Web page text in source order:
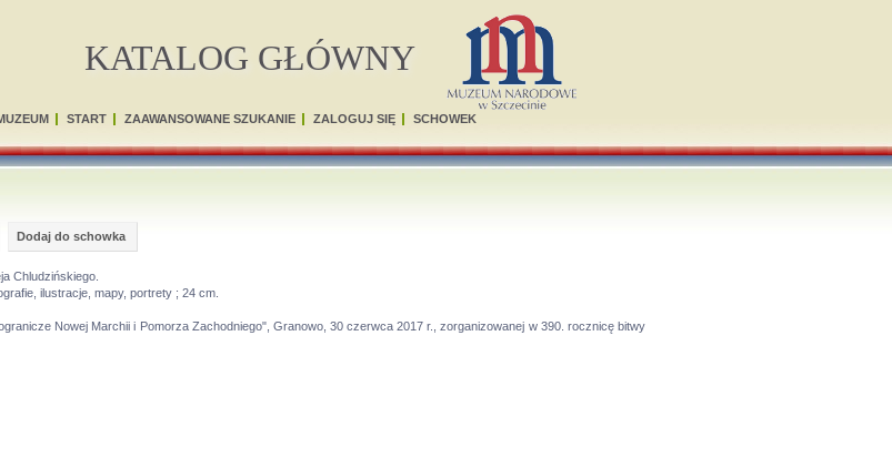
START ZAAWANSOWANE SZUKANIE ZALOGUJ SIĘ SCHOWEK
KATALOG GŁÓWNY
Dodaj do schowka
Chludzińskiego.
ilustracje, mapy, portrety ; 24 cm.
Nowej Marchii i Pomorza Zachodniego", Granowo, 30 czerwca 2017 r., zorganizowanej w 390. rocznicę bitwy